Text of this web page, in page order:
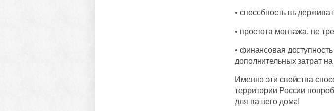
• способность
• простота монтажа, не
• финансовая
дополнительных затрат
Именно эти свойства
территории России
для вашего дома!